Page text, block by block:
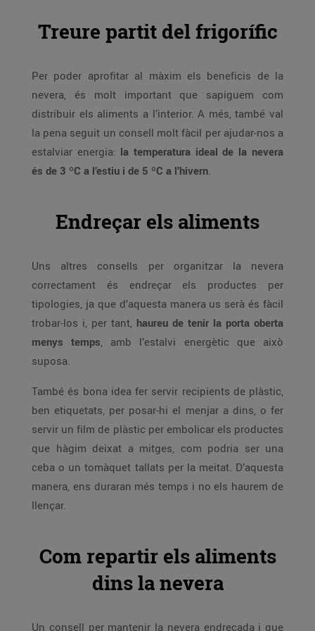
Treure partit del frigorífic
Per poder aprofitar al màxim els beneficis de la
nevera, és molt important que sapiguem com
distribuir els aliments a l’interior. A més, també val
la pena seguit un consell molt fàcil per ajudar-nos a
estalviar energia: la temperatura ideal de la nevera
és de 3 ºC a l’estiu i de 5 ºC a l’hivern.
Endreçar els aliments
Uns altres consells per organitzar la nevera
correctament és endreçar els productes per
tipologies, ja que d’aquesta manera us serà és fàcil
trobar-los i, per tant, haureu de tenir la porta oberta
menys temps, amb l’estalvi energètic que això
suposa.
També és bona idea fer servir recipients de plàstic,
ben etiquetats, per posar-hi el menjar a dins, o fer
servir un film de plàstic per embolicar els productes
que hàgim deixat a mitges, com podria ser una
ceba o un tomàquet tallats per la meitat. D’aquesta
manera, ens duraran més temps i no els haurem de
llençar.
Com repartir els aliments
dins la nevera
Un consell per mantenir la nevera endreçada i que